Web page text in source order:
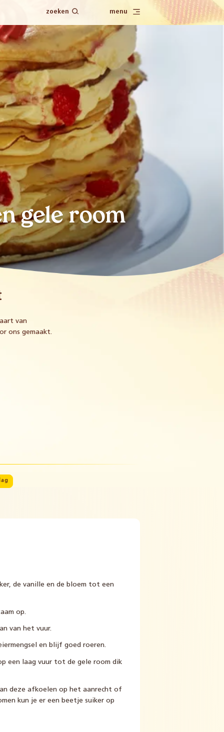
zoeken menu
gele room
van
ons gemaakt.
de vanille en de bloem tot een
op.
van het vuur.
en blijf goed roeren.
een laag vuur tot de gele room dik
deze afkoelen op het aanrecht of
kun je er een beetje suiker op